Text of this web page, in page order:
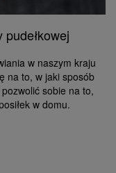
w naszym kraju
na to, w jaki sposób
sobie na to,
w domu.